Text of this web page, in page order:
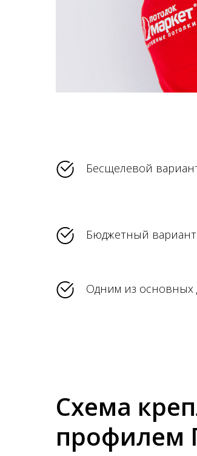
Бесщелевой
Бюджетный
Одним из основных
Схема
профилем